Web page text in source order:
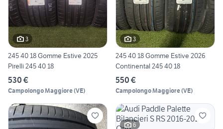
3
245 40 18 Gomme Estive 2025
Pirelli 245 40 18
530 €
Campolongo Maggiore(VE)
3
245 40 18 Gomme Estive 2026
Continental 245 40 18
550 €
Campolongo Maggiore(VE)
6